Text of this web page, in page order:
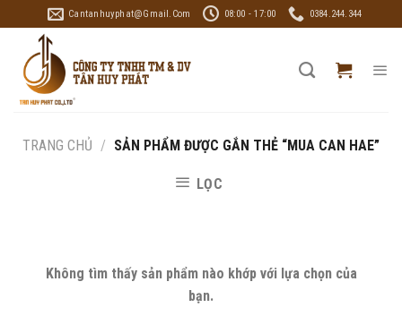
to
content
Cantanhuyphat@gmail.com 08:00 - 17:00 0384.244.344
TRANG CHỦ / SẢN PHẨM ĐƯỢC GẮN THẺ “MUA CAN HAE”
LỌC
Không tìm thấy sản phẩm nào khớp với lựa chọn của
bạn.